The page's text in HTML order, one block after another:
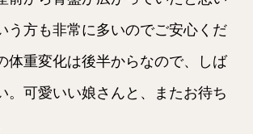
う方も非常に多いのでご安心くだ
体重変化は後半からなので、しば
。可愛いい娘さんと、またお待ち